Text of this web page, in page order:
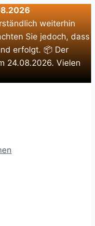
weiterhin
Sie jedoch, dass
erfolgt. 📦 Der
24.08.2026. Vielen